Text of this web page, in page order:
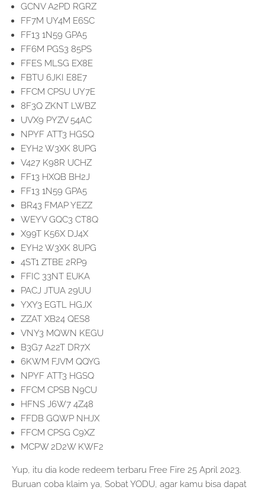
GCNV A2PD RGRZ
FF7M UY4M E6SC
FF13 1N59 GPA5
FF6M PGS3 85PS
FFES MLSG EX8E
FBTU 6JKI E8E7
FFCM CPSU UY7E
8F3Q ZKNT LWBZ
UVX9 PYZV 54AC
NPYF ATT3 HGSQ
EYH2 W3XK 8UPG
V427 K98R UCHZ
FF13 HXQB BH2J
FF13 1N59 GPA5
BR43 FMAP YEZZ
WEYV GQC3 CT8Q
X99T K56X DJ4X
EYH2 W3XK 8UPG
4ST1 ZTBE 2RP9
FFIC 33NT EUKA
PACJ JTUA 29UU
YXY3 EGTL HGJX
ZZAT XB24 QES8
VNY3 MQWN KEGU
B3G7 A22T DR7X
6KWM FJVM QQYG
NPYF ATT3 HGSQ
FFCM CPSB N9CU
HFNS J6W7 4Z48
FFDB GQWP NHJX
FFCM CPSG C9XZ
MCPW 2D2W KWF2
Yup, itu dia kode redeem terbaru Free Fire 25 April 2023.
Buruan coba klaim ya, Sobat YODU, agar kamu bisa dapat